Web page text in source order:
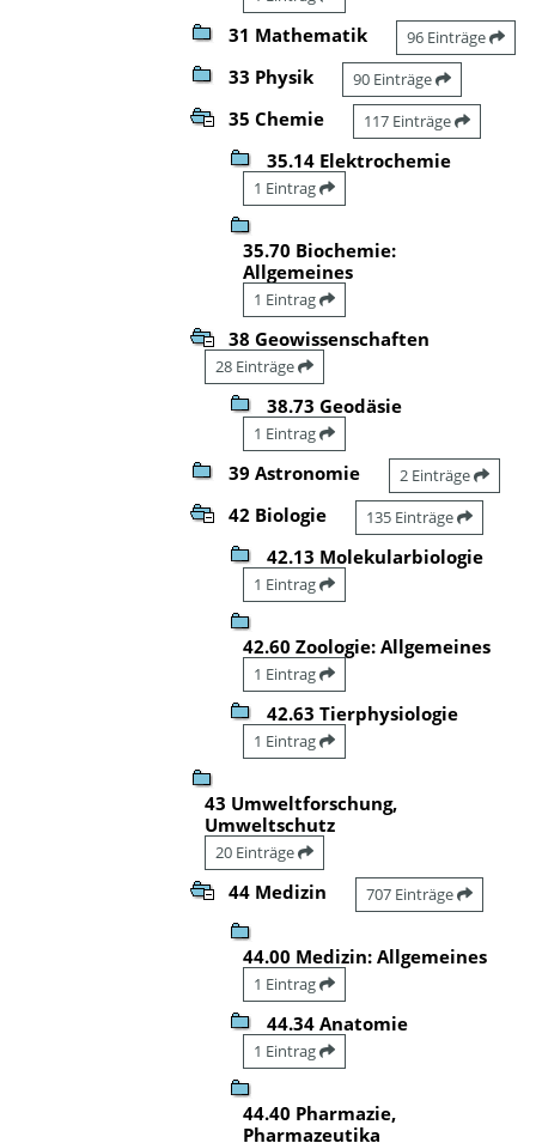
31 Mathematik 96 Einträge
33 Physik 90 Einträge
35 Chemie 117 Einträge
35.14 Elektrochemie
1 Eintrag
35.70 Biochemie:
Allgemeines
1 Eintrag
38 Geowissenschaften
28 Einträge
38.73 Geodäsie
1 Eintrag
39 Astronomie 2 Einträge
42 Biologie 135 Einträge
42.13 Molekularbiologie
1 Eintrag
42.60 Zoologie: Allgemeines
1 Eintrag
42.63 Tierphysiologie
1 Eintrag
43 Umweltforschung,
Umweltschutz
20 Einträge
44 Medizin 707 Einträge
44.00 Medizin: Allgemeines
1 Eintrag
44.34 Anatomie
1 Eintrag
44.40 Pharmazie,
Pharmazeutika